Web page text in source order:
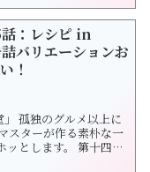
うなるでしょう。深
今回の逸品は？ 深夜
：レシピ in
バリエーションお
！
に